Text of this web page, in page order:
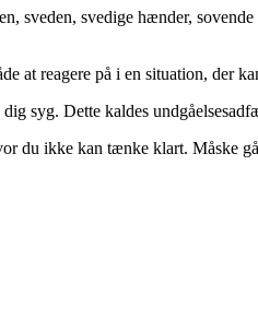
sveden, svedige hænder,
at reagere på i en situation, der
syg. Dette kaldes
du ikke kan tænke klart. Måske